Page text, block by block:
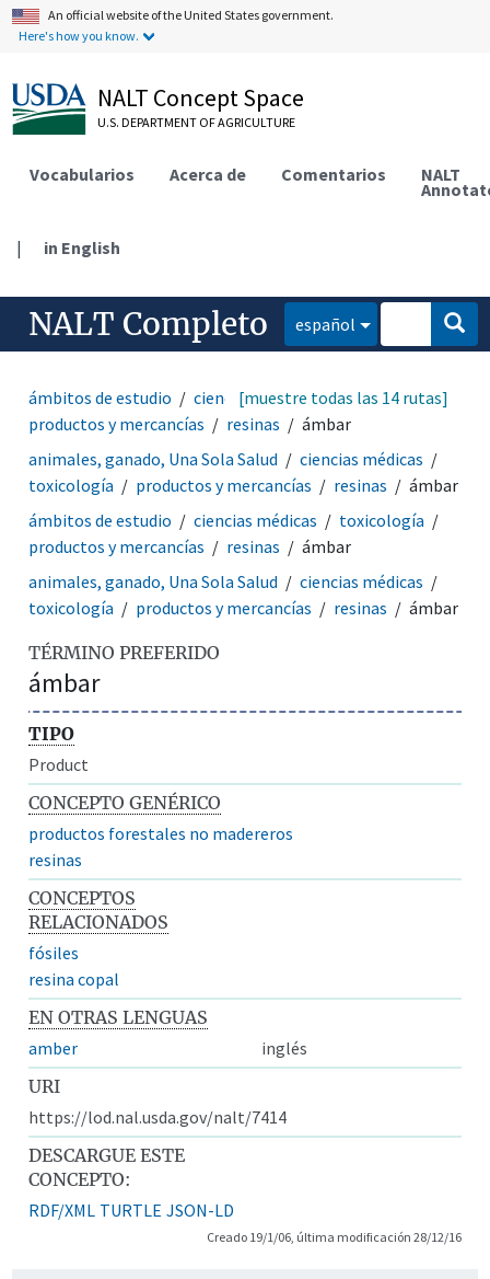
An official website of the United States government.
Here's how you know.
NALT Concept Space
U.S. DEPARTMENT OF AGRICULTURE
Vocabularios Acerca de Comentarios NALT
| in English
NALT Completo español
ámbitos de estudio ciencias médicas
toxicología
productos y mercancías
resinas ámbar
[muestre todas las 14 rutas]
animales, ganado, Una Sola Salud
ciencias médicas
toxicología
productos y mercancías resinas
ámbar
ámbitos de estudio
ciencias médicas
toxicología
productos y mercancías
resinas
ámbar
animales, ganado, Una Sola Salud
ciencias médicas
toxicología
productos y mercancías resinas ámbar
TÉRMINO PREFERIDO
ámbar
TIPO
Product
CONCEPTO GENÉRICO
productos forestales no madereros
resinas
CONCEPTOS
RELACIONADOS
fósiles
resina copal
EN OTRAS LENGUAS
amber
inglés
URI
https://lod.nal.usda.gov/nalt/7414
DESCARGUE ESTE
CONCEPTO:
RDF/XML TURTLE JSON-LD
Creado 19/1/06, última modificación 28/12/16